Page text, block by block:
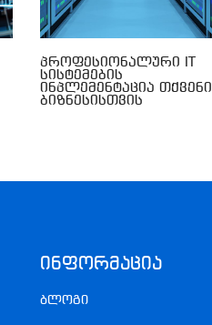
Პროფესიონალური IT
Სისტემების
Ინპლემენტაცია Თქვენი
Ბიზნესისთვის
Ინფორმაცია
ბლოგი